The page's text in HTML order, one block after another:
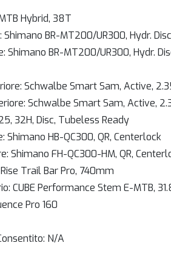
Hybrid, 38T
BR-MT200/UR300, Hydr.
Shimano BR-MT200/UR300, Hydr.
Schwalbe Smart Sam, Active,
Schwalbe Smart Sam, Active,
32H, Disc, Tubeless Ready
Shimano HB-QC300, QR, Centerlock
Shimano FH-QC300-HM, QR,
Trail Bar Pro, 740mm
CUBE Performance Stem E-MTB,
Pro 160
N/A